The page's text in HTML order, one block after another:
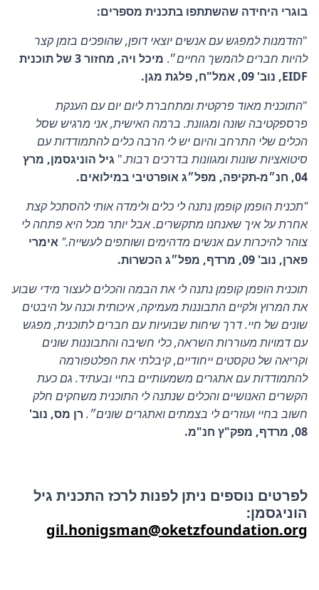
בוגרי היחידה שהשתתפו בתכנית מספרים:
"הזדמנות למפגש עם אנשים יוצאי דופן, שהופכים בזמן קצר
להיות חברים להמשך החיים״.
מיכל ויה, מחזור 3 של תוכנית
EIDF, נוב' 09, אמל"ח, פלגת מגן.
"התוכנית מאוד פרקטית ומתחברת ליום יום עם הענקת
פרספקטיבה שונה ומגוונת. ברמה האישית, אני מרגיש שסל
הכלים שלי התרחב והיום יש לי הרבה כלים להתמודדות עם
סיטואציות שונות ומגוונות בדרכים רבות." גיל הוניגסמן, מרץ
04, חנ״מ-תקיפה, מפל״ג אופרטיבי במילואים.
"תכנית הופמן קופמן נתנה לי כלים ולימדה אותי להסתכל קצת
אחרת על איך שאנחנו מתקשרים. אבל יותר מכל היא פתחה לי
צוהר להיכרות עם אנשים מדהימים ושותפים לעשייה." אימרי
פארן, נוב' 09, מרדף, מפל״ג הכשרות.
תוכנית הופמן קופמן נתנה לי את הבמה והכלים לעצור מידי שבוע
את המרוץ ולקיים התבוננות מעמיקה, איכותית וכנה על היבטים
שונים של חיי. דרך שיחות שבועיות עם חברים לתוכנית, מפגש
עם דמויות מעוררות השראה, כלי חשיבה והתבוננות שונים
וקריאה של טקסטים ייחודיים, קיבלתי את הפלטפורמה
להתמודדות עם אתגרים משמעותיים בחיי ובעתיד. גם כעת
הקשרים האנושיים והכלים שנתנה לי התוכנית משחקים חלק
חשוב בחיי ועוזרים לי בצמתים ואתגרים שונים״. רן מס, נוב'
08, מרדף, מפק"ץ חנ"מ.
לפרטים נוספים ניתן לפנות לרכז התכנית גיל
הוניגסמן:
gil.honigsman@oketzfoundation.org